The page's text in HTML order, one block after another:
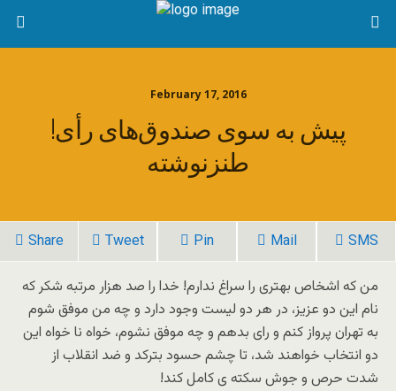
February 17, 2016
پیش به سوى صندوق‌هاى رأى!
Share Tweet Pin Mail SMS
من که اشخاص بهترى را سراغ ندارم! خدا را صد هزار مرتبه شکر که
نام این دو عزیز، در هر دو لیست وجود دارد و چه من موفق شوم
به تهران پرواز کنم و راى بدهم و چه موفق نشوم، خواه نا خواه این
دو انتخاب خواهند شد، تا چشم حسود بترکد و ضد انقلاب از
شدت حرص و جوش سکته ى کامل کند!